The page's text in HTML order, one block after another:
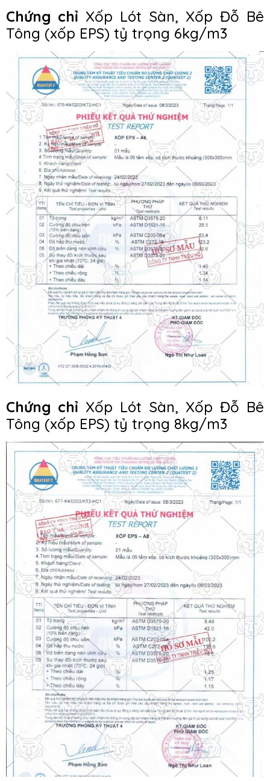
Chứng chỉ Xốp Lót Sàn, Xốp Đỗ Bê
Tông (xốp EPS) tỷ trọng 6kg/m3
Chứng chỉ Xốp Lót Sàn, Xốp Đỗ Bê
Tông (xốp EPS) tỷ trọng 8kg/m3